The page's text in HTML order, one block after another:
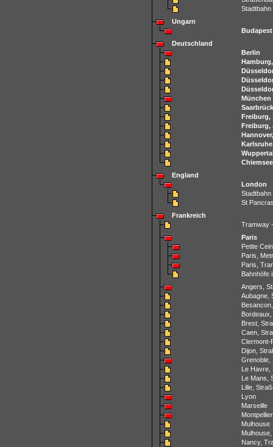
Ungarn
Budapest
Deutschland
Berlin
Hamburg,
München
Freiburg,
Freiburg,
Hannover,
England
London
St
Frankreich
Tramway
Paris
Petite
Paris,
Paris,
Bahnhöfe
Angers,
Aubagne,
Brest,
Caen,
Clermont-
Dijon,
Grenoble,
Le Havre,
Le Mans,
Lille,
Lyon
Marseille
Montpellier
Mulhouse
Nancy,